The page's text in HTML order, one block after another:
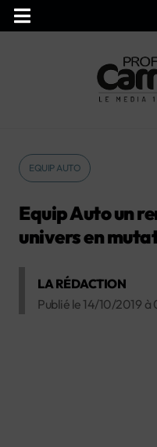
EQUIP AUTO
Equip Auto un
univers en
LA RÉDACTION
Publié le 14/10/2019 à